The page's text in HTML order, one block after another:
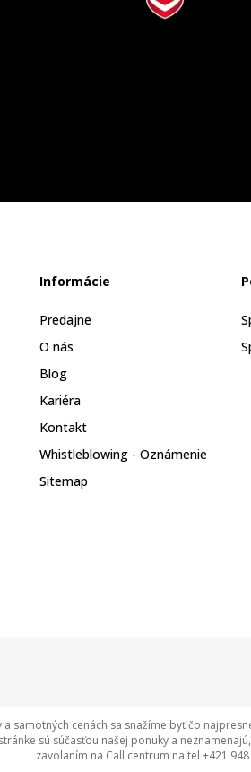
Informácie
Predajne
O nás
Blog
Kariéra
Kontakt
Whistleblowing - Oznámenie
Sitemap
samotných cenách sa snažíme byť čo
sú súčasťou našej ponuky a
zavolaním na Call centrum na tel +421 948